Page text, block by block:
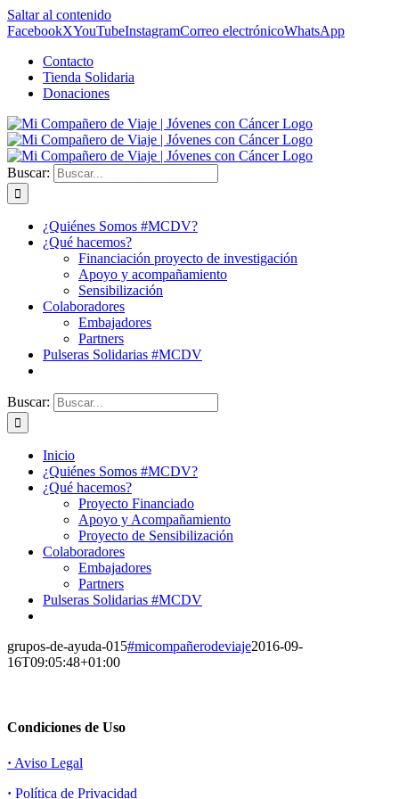
Saltar al contenido
FacebookXYouTubeInstagramCorreo electrónicoWhatsApp
Contacto
Tienda Solidaria
Donaciones
Buscar:
¿Quiénes Somos #MCDV?
¿Qué hacemos?
Financiación proyecto de investigación
Apoyo y acompañamiento
Sensibilización
Colaboradores
Embajadores
Partners
Pulseras Solidarias #MCDV
Buscar:
Inicio
¿Quiénes Somos #MCDV?
¿Qué hacemos?
Proyecto Financiado
Apoyo y Acompañamiento
Proyecto de Sensibilización
Colaboradores
Embajadores
Partners
Pulseras Solidarias #MCDV
grupos-de-ayuda-015#micompañerodeviaje2016-09-
16T09:05:48+01:00
Condiciones de Uso
· Aviso Legal
· Política de Privacidad